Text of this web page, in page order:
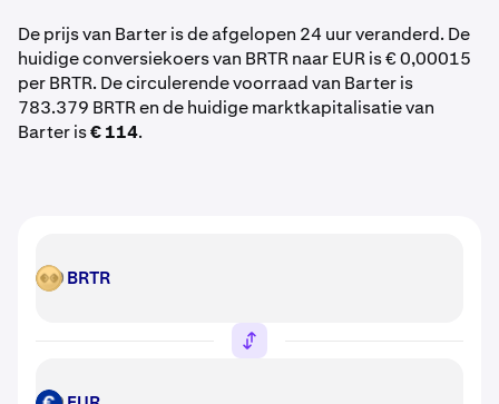
De prijs van Barter is de afgelopen 24 uur veranderd. De
huidige conversiekoers van BRTR naar EUR is € 0,00015
per BRTR. De circulerende voorraad van Barter is
783.379 BRTR en de huidige marktkapitalisatie van
Barter is€ 114.
BRTR BRTR